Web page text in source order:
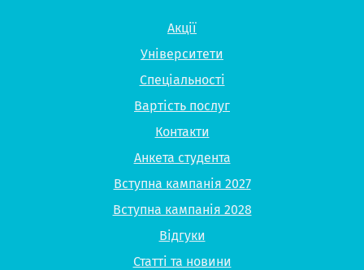
Акції
Університети
Спеціальності
Вартість послуг
Контакти
Анкета студента
Вступна кампанія 2027
Вступна кампанія 2028
Відгуки
Статті та новини